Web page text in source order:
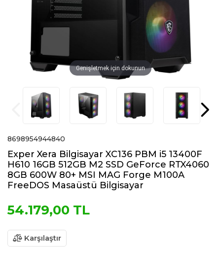
Genişletmek için dokunun
8698954944840
Exper Xera Bilgisayar XC136 PBM i5 13400F
H610 16GB 512GB M2 SSD GeForce RTX4060
8GB 600W 80+ MSI MAG Forge M100A
FreeDOS Masaüstü Bilgisayar
54.179,00 TL
Karşılaştır